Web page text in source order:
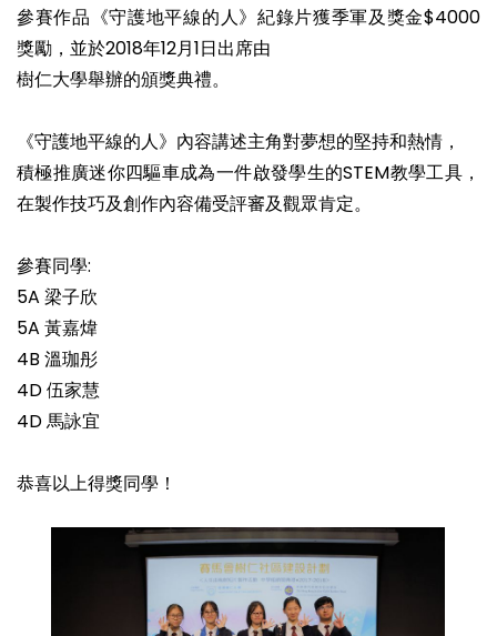
參賽作品《守護地平線的人》紀錄片獲季軍及獎金$4000
獎勵，並於2018年12月1日出席由
樹仁大學舉辦的頒獎典禮。
《守護地平線的人》內容講述主角對夢想的堅持和熱情，
積極推廣迷你四驅車成為一件啟發學生的STEM教學工具，
在製作技巧及創作內容備受評審及觀眾肯定。
參賽同學:
5A 梁子欣
5A 黃嘉煒
4B 溫珈彤
4D 伍家慧
4D 馬詠宜
恭喜以上得獎同學！